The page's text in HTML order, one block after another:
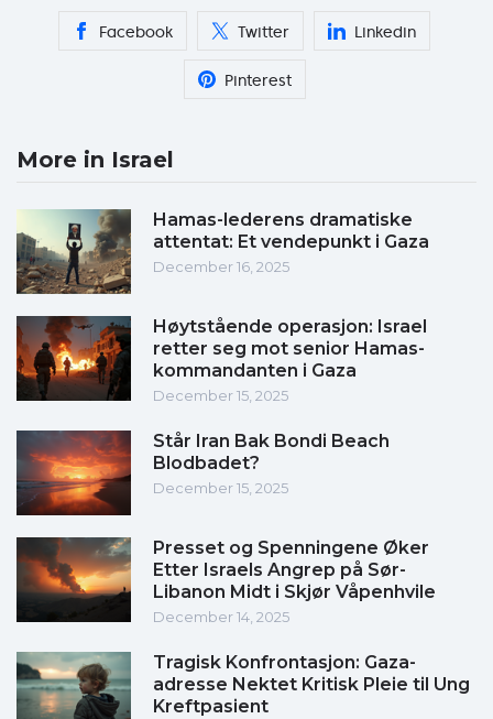
Facebook Twitter Linkedin
Pinterest
More in Israel
Hamas-lederens dramatiske
attentat: Et vendepunkt i Gaza
December 16, 2025
Høytstående operasjon: Israel
retter seg mot senior Hamas-
kommandanten i Gaza
December 15, 2025
Står Iran Bak Bondi Beach
Blodbadet?
December 15, 2025
Presset og Spenningene Øker
Etter Israels Angrep på Sør-
Libanon Midt i Skjør Våpenhvile
December 14, 2025
Tragisk Konfrontasjon: Gaza-
adresse Nektet Kritisk Pleie til Ung
Kreftpasient